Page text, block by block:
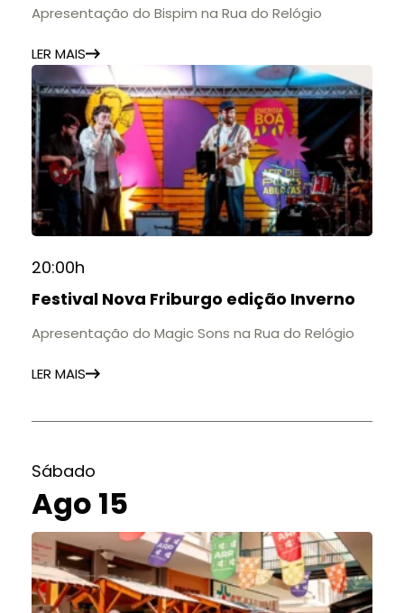
Apresentação do Bispim na Rua do Relógio
LER MAIS
20:00h
Festival Nova Friburgo edição Inverno
Apresentação do Magic Sons na Rua do Relógio
LER MAIS
Sábado
Ago 15